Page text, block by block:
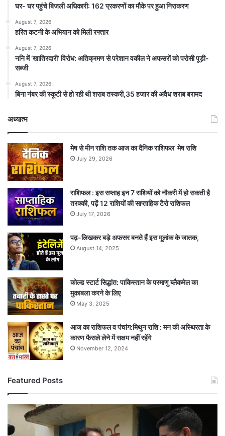
घर- घर पहुंचे बिजली अधिकारी: 162 प्रकरणों का मौके पर हुआ निराकरण
August 7, 2026
हरित कटनी के अभियान को मिली रफ्तार
August 7, 2026
ननि में ‘खातिरदारी’ विरोध: अतिक्रमण से परेशान वकील ने अफसरों को परोसी पूड़ी-
सब्जी
August 7, 2026
बिना नंबर की स्कूटी से हो रही थी शराब तस्करी,35 हजार की अवैध शराब बरामद
अध्यात्म
मेष से मीन राशि तक आज का दैनिक राशिफल मेष राशि
July 29, 2026
राशिफल : इस सप्ताह इन 7 राशियों को नौकरी में हो सकती है
तरक्की, पढ़ें 12 राशियों की साप्ताहिक टैरो राशिफल
July 17, 2026
पढ़-लिखकर बड़े अफसर बनते हैं इस मूलांक के जातक,
August 14, 2025
कोल्ड स्टार्ट सिद्धांत: पाकिस्तान के परमाणु ब्लैकमेल का
मुकाबला करने के लिए
May 3, 2025
आज का राशिफल व पंचांग:मिथुन राशि : मन की अस्थिरता के
कारण फैसले लेने में सक्षम नहीं रहेंगे
November 12, 2024
Featured Posts
अचानक
पहुंचे